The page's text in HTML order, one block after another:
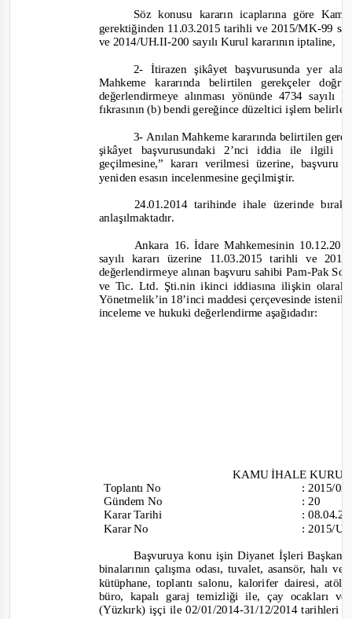
Söz konusu kararın icaplarına göre
gerektiğinden 11.03.2015 tarihli ve 2015/MK-99
ve 2014/UH.II-200 sayılı Kurul kararının iptaline,
2- İtirazen şikâyet başvurusunda yer
Mahkeme kararında belirtilen gerekçeler
değerlendirmeye alınması yönünde 4734
fıkrasının (b) bendi gereğince düzeltici işlem
3- Anılan Mahkeme kararında belirtilen
şikâyet başvurusundaki 2’nci iddia ile ilgili
geçilmesine,” kararı verilmesi üzerine,
yeniden esasın incelenmesine geçilmiştir.
24.01.2014 tarihinde ihale üzerinde
anlaşılmaktadır.
Ankara 16. İdare Mahkemesinin
sayılı kararı üzerine 11.03.2015 tarihli ve
değerlendirmeye alınan başvuru sahibi Pam-Pak
ve Tic. Ltd. Şti.nin ikinci iddiasına ilişkin
Yönetmelik’in 18’inci maddesi çerçevesinde
inceleme ve hukuki değerlendirme aşağıdadır:
KAMU İHALE
ToplantıNo
Gündem No
Karar Tarihi
Karar No
: 2015/
: 20
:
: 2015/
Başvuruya konu işin Diyanet İşleri
binalarının çalışma odası, tuvalet, asansör, halı
kütüphane, toplantı salonu, kalorifer dairesi,
büro, kapalı garaj temizliği ile, çay ocakları
(Yüzkırk) işçi ile 02/01/2014-31/12/2014 tarihleri